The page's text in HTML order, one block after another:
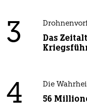
3
Das
4 Die
56